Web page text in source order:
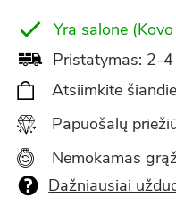
Yra salone
Pristatymas: 2-4
Atsiimkite
Papuošalų
Nemokamas
Dažniausiai